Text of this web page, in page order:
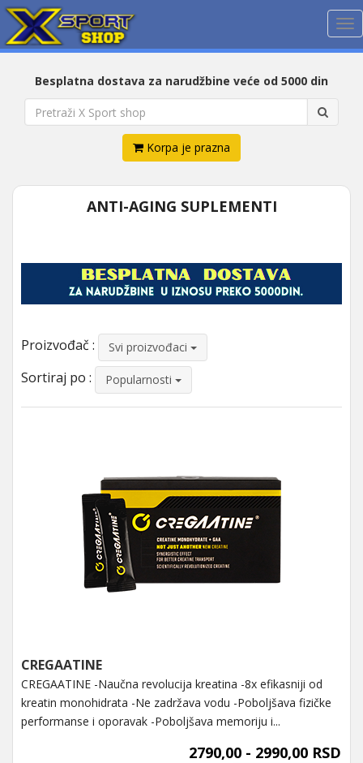
Besplatna dostava za narudžbine veće od 5000 din
Korpa je prazna
ANTI-AGING SUPLEMENTI
Proizvođač : Svi proizvođaci
Sortiraj po : Popularnosti
CREGAATINE
CREGAATINE -Naučna revolucija kreatina -8x efikasniji od
kreatin monohidrata -Ne zadržava vodu -Poboljšava fizičke
performanse i oporavak -Poboljšava memoriju i...
2790,00 - 2990,00 RSD